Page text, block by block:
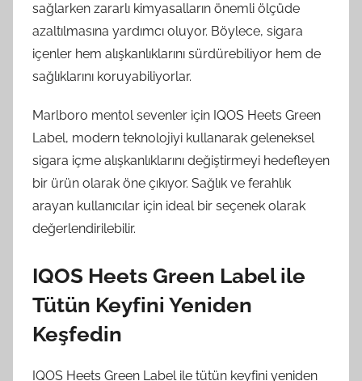
sağlarken zararlı kimyasalların önemli ölçüde
azaltılmasına yardımcı oluyor. Böylece, sigara
içenler hem alışkanlıklarını sürdürebiliyor hem de
sağlıklarını koruyabiliyorlar.
Marlboro mentol sevenler için IQOS Heets Green
Label, modern teknolojiyi kullanarak geleneksel
sigara içme alışkanlıklarını değiştirmeyi hedefleyen
bir ürün olarak öne çıkıyor. Sağlık ve ferahlık
arayan kullanıcılar için ideal bir seçenek olarak
değerlendirilebilir.
IQOS Heets Green Label ile
Tütün Keyfini Yeniden
Keşfedin
IQOS Heets Green Label ile tütün keyfini yeniden